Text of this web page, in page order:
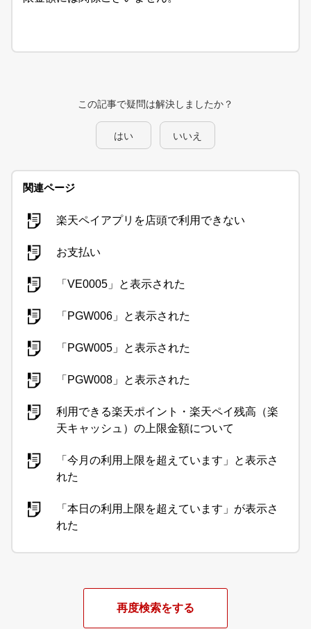
この記事で疑問は解決しましたか？
はい いいえ
関連ページ
楽天ペイアプリを店頭で利用できない
お支払い
「VE0005」と表示された
「PGW006」と表示された
「PGW005」と表示された
「PGW008」と表示された
利用できる楽天ポイント・楽天ペイ残高（楽
天キャッシュ）の上限金額について
「今月の利用上限を超えています」と表示さ
れた
「本日の利用上限を超えています」が表示さ
れた
再度検索をする